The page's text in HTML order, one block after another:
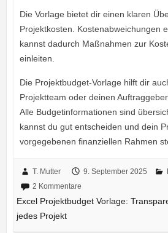
Die Vorlage bietet dir einen klaren
Projektkosten. Kostenabweichungen
kannst dadurch Maßnahmen zur
einleiten.
Die Projektbudget-Vorlage hilft dir
Projektteam oder deinen
Alle Budgetinformationen sind
kannst du gut entscheiden und dein
vorgegebenen finanziellen Rahmen
T. Mutter 9. September 2025
2 Kommentare
Excel Projektbudget Vorlage:
jedes Projekt